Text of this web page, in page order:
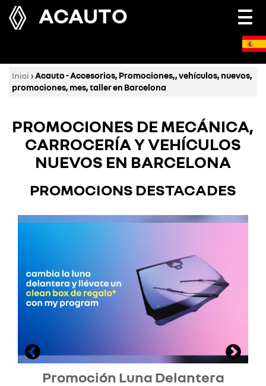
ACAUTO
Inici ›Acauto - Accesorios, Promociones,, vehículos, nuevos,
promociones, mes, taller en Barcelona
PROMOCIONES DE MECÁNICA,
CARROCERÍA Y VEHÍCULOS
NUEVOS EN BARCELONA
PROMOCIONS DESTACADES
Promoción Luna Delantera